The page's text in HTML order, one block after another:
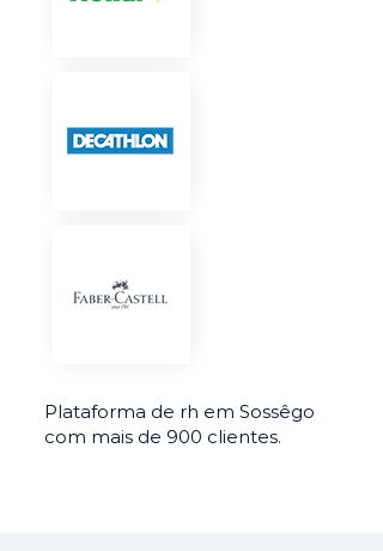
Plataforma de rh em Sossêgo
com mais de 900 clientes.